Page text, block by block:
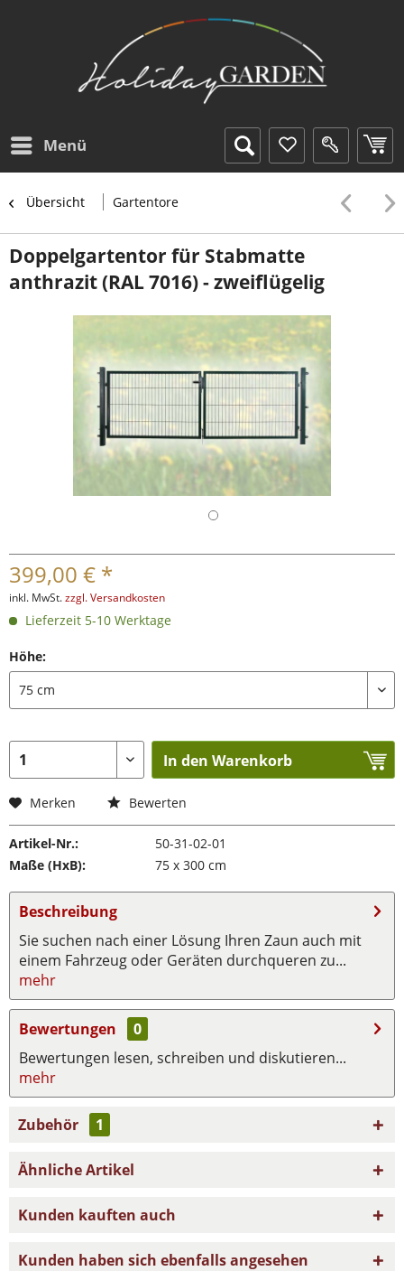
Menü
Übersicht Gartentore
Doppelgartentor für Stabmatte
anthrazit (RAL 7016) - zweiflügelig
399,00 € *
inkl. MwSt.zzgl. Versandkosten
Lieferzeit 5-10 Werktage
Höhe:
In den Warenkorb
Merken Bewerten
Artikel-Nr.:
50-31-02-01
Maße (HxB):
75 x 300 cm
Beschreibung
Sie suchen nach einer Lösung Ihren Zaun auch mit
einem Fahrzeug oder Geräten durchqueren zu...
mehr
Bewertungen
0
Bewertungen lesen, schreiben und diskutieren...
mehr
Zubehör 1
Ähnliche Artikel
Kunden kauften auch
Kunden haben sich ebenfalls angesehen